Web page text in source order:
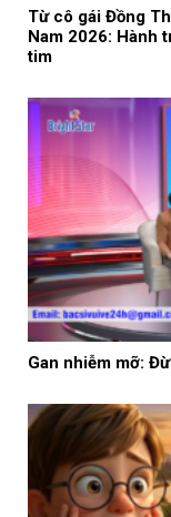
Từ cô gái Đồng
Nam 2026: Hành
tim
Gan nhiễm mỡ: